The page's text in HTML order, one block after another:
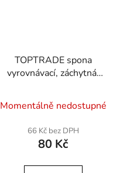
TOPTRADE spona
vyrovnávací, záchytná,
výška 3 - 12 mm / 100
ks
Momentálně nedostupné
66 Kč bez DPH
80 Kč